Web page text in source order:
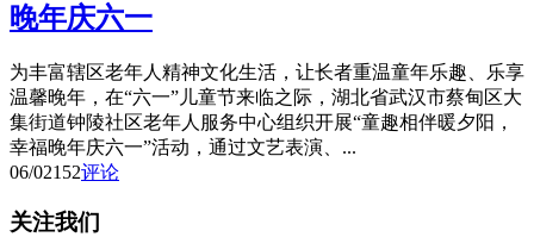
晚年庆六一
为丰富辖区老年人精神文化生活，让长者重温童年乐趣、乐享
温馨晚年，在“六一”儿童节来临之际，湖北省武汉市蔡甸区大
集街道钟陵社区老年人服务中心组织开展“童趣相伴暖夕阳，
幸福晚年庆六一”活动，通过文艺表演、...
06/02152评论
关注我们